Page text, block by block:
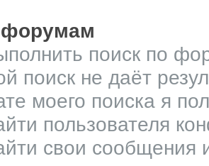
форумам
поиск по
поиск не даёт
моего поиска я
пользователя
свои